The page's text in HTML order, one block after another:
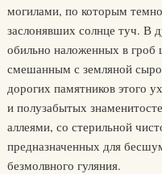
могилами, по которым
заслонявших солнце туч. В
обильно наложенных в гроб
смешанным с земляной
дорогих памятников этого
и полузабытых
аллеями, со стерильной
предназначенных для
безмолвного гуляния.